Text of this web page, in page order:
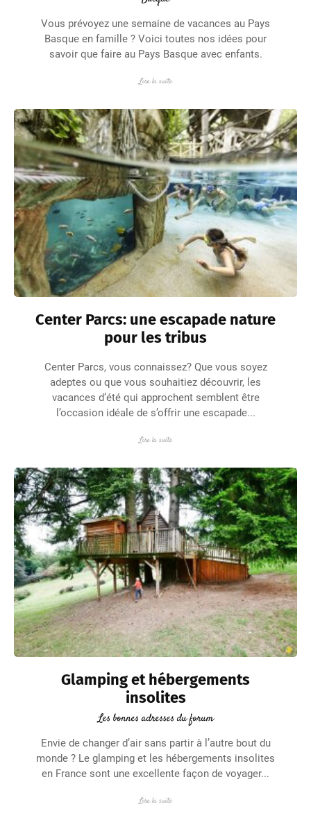
Vous prévoyez une semaine de vacances au Pays
Basque en famille ? Voici toutes nos idées pour
savoir que faire au Pays Basque avec enfants.
Lire la suite
Center Parcs: une escapade nature
pour les tribus
Center Parcs, vous connaissez? Que vous soyez
adeptes ou que vous souhaitiez découvrir, les
vacances d’été qui approchent semblent être
l’occasion idéale de s’offrir une escapade...
Lire la suite
Glamping et hébergements
insolites
Les bonnes adresses du forum
Envie de changer d’air sans partir à l’autre bout du
monde ? Le glamping et les hébergements insolites
en France sont une excellente façon de voyager...
Lire la suite